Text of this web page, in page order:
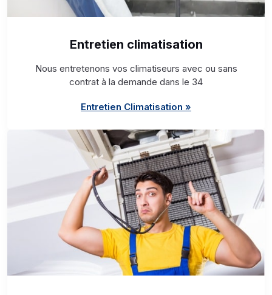
Entretien climatisation
Nous entretenons vos climatiseurs avec ou sans
contrat à la demande dans le 34
Entretien Climatisation »